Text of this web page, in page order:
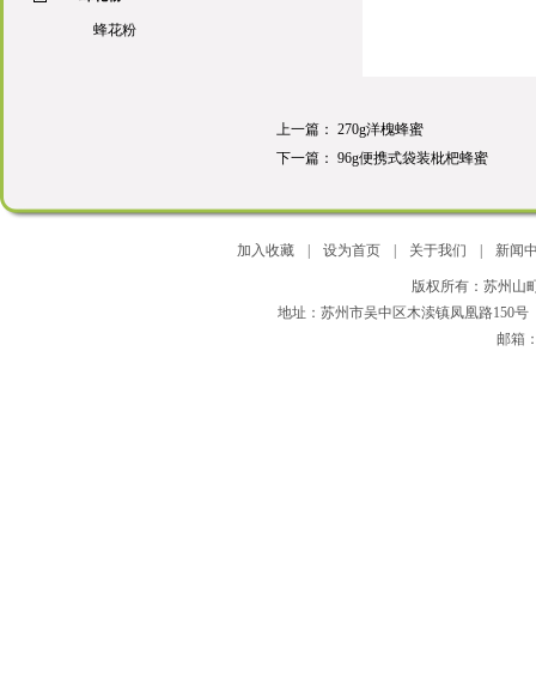
蜂花粉
上一篇： 270g洋槐蜂蜜
下一篇： 96g便携式袋装枇杷蜂蜜
加入收藏 设为首页 关于我们 新闻
版权所有：苏州山
地址：苏州市吴中区木渎镇凤凰路150号
邮箱